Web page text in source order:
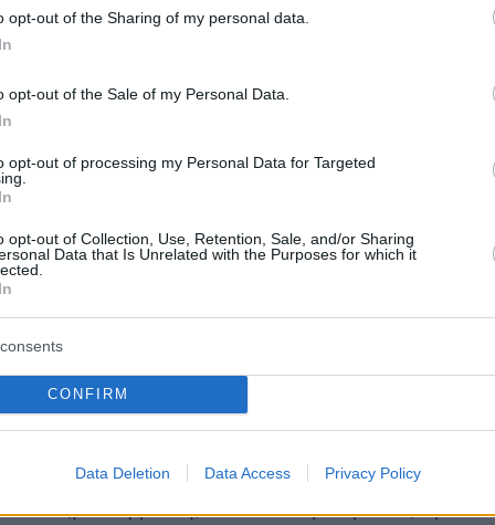
opt-out of the Sharing of my personal data.
opt-out of the Sale of my Personal Data.
opt-out of processing my Personal Data for Targeted
opt-out of Collection, Use, Retention, Sale, and/or Sharing
Data that Is Unrelated with the Purposes for which it
CONFIRM
Data Deletion Data Access Privacy Policy
στα παιχνίδια της βιοπολιτικής,
ενέδρες του θανάτου. Το ΟΧΙ της Αντιγόνης
Πανταζή
Μουμουλίδης
Λιακατά
Σύρμα
Γασπαράτος
Σωτηρόπουλος
(μετάφραση) Μενέλαος Καραντζάς